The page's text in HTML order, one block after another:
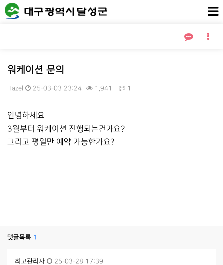
워케이션 문의
Hazel 25-03-03 23:24 1,941 1
본문
안녕하세요
3월부터 워케이션 진행되는건가요?
그리고 평일만 예약 가능한가요?
댓글목록 1
최고관리자 25-03-28 17:39